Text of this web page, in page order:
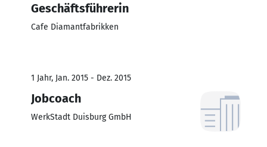
Geschäftsführerin
Cafe Diamantfabrikken
1 Jahr, Jan. 2015 - Dez. 2015
Jobcoach
WerkStadt Duisburg GmbH